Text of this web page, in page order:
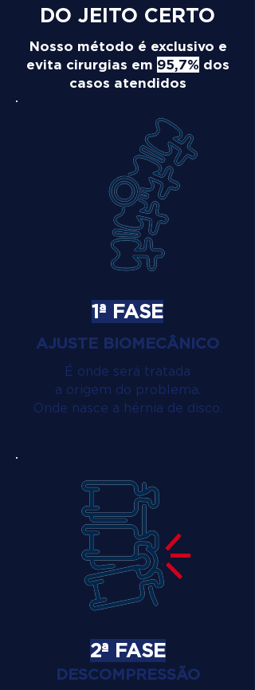
DO JEITO CERTO
Nosso método é exclusivo e
evita cirurgias em 95,7% dos
casos atendidos
1ª FASE
AJUSTE BIOMECÂNICO
É onde será tratada
a origem do problema.
Onde nasce a hérnia de disco.
2ª FASE
DESCOMPRESSÃO